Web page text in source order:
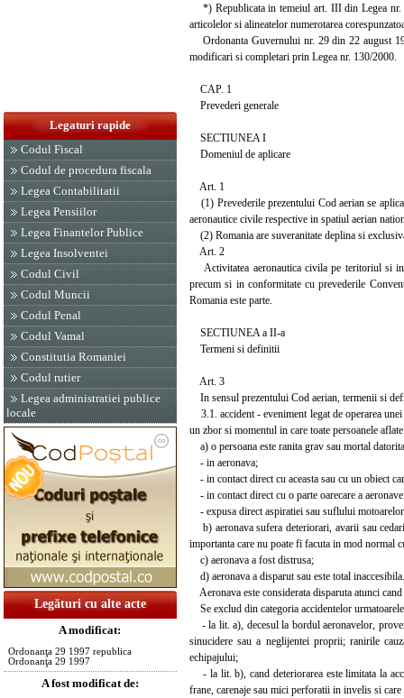
Legaturi rapide
Codul Fiscal
Codul de procedura fiscala
Legea Contabilitatii
Legea Pensiilor
Legea Finantelor Publice
Legea Insolventei
Codul Civil
Codul Muncii
Codul Penal
Codul Vamal
Constitutia Romaniei
Codul rutier
Legea administratiei publice
locale
Legături cu alte acte
A modificat:
Ordonanţa 29 1997 republica
Ordonanţa 29 1997
A fost modificat de:
*) Republicata in temeiul art. III din Legea nr.
articolelor si alineatelor numerotarea
Ordonanta Guvernului nr. 29 din 22 august
modificari si completari prin Legea nr. 130/2000.
CAP. 1
Prevederi generale
SECTIUNEA I
Domeniul de aplicare
Art. 1
(1) Prevederile prezentului Cod aerian se
aeronautice civile respective in spatiul aerian
(2) Romania are suveranitate deplina si
Art. 2
Activitatea aeronautica civila pe teritoriul si in
precum si in conformitate cu prevederile
Romania este parte.
SECTIUNEA a II-a
Termeni si definitii
Art. 3
In sensul prezentului Cod aerian, termenii si
3.1. accident - eveniment legat de operarea
un zbor si momentul in care toate persoanele
a) o persoana este ranita grav sau mortal
- in aeronava;
- in contact direct cu aceasta sau cu un obiect
- in contact direct cu o parte oarecare a
- expusa direct aspiratiei sau suflului
b) aeronava sufera deteriorari, avarii sau
importanta care nu poate fi facuta in mod normal
c) aeronava a fost distrusa;
d) aeronava a disparut sau este total inaccesibila.
Aeronava este considerata disparuta atunci
Se exclud din categoria accidentelor
- la lit. a), decesul la bordul aeronavelor,
sinucidere sau a neglijentei proprii; ranirile
echipajului;
- la lit. b), cand deteriorarea este limitata la
frane, carenaje sau mici perforatii in invelis si